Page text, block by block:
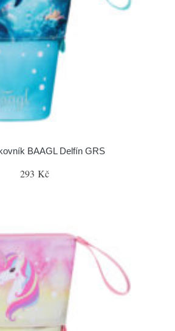
BAAGL Delfín GRS
293 Kč